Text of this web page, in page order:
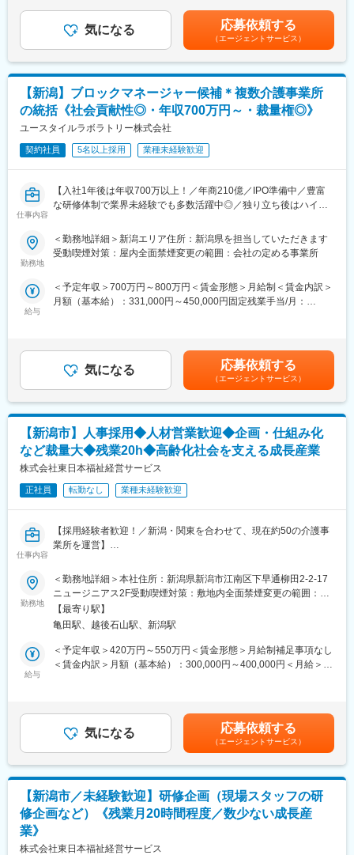
※川室記念病院は病床171床、職員数160名程度の小さな病院で
す。総務課業務については会計、労務、備品管理、施設管理など
様々な業務に携わっていただきますが、まずは簡単な業務から始
■組織構成：
配属となる医事課には6名（正職員4名、臨時職員2名）が在籍し
ており、30代～40代の方が中心に活躍しております。
■キャリアアップ：
将来的には医事課長をお任せすることを想定しています。日々の
業務だけではなく、診療報酬の観点から医院体制・方針の立案・
経営層への提案などもお任せしたいと考えています。
■川室記念病院について：
の明かりを、この北新保の地に灯したのは、今から140年ほど前
にさかのぼる明治11年のことです。
で、当院では、病院設立以来、患者様を地域に送り出す取り組み
を進めてきました。また、1985年以降は地域ニーズの高まりを受
金額であり、選考を通じて上下する可能性があります。月給(月額)
は固定手当を含めた表記です。
気になる 応募依頼する
（エージェントサービス）
【新潟】ブロックマネージャー候補＊複数介護事業所
の統括《社会貢献性◎・年収700万円～・裁量権◎》
ユースタイルラボラトリー株式会社
契約社員 5名以上採用 業種未経験歓迎
仕事内容
【入社1年後は年収700万以上！／年商210億／IPO準備中／豊富
な研修体制で業界未経験でも多数活躍中◎／独り立ち後はハイブ
重度障害のある方や高齢者の方等に医療的ケアサービスを行う訪
ジャー候補を募集します。
★下記インタビューをぜひご覧ください！
・部門の運営、売上管理
・営業活動
・サービス提供管理・保守
・ご利用者様やご家族へのヒアリング、サービス設計・立上げ
・ケアマネージャーや医療機関、福祉事業所、行政等との調整
・スタッフの採用・指導・育成
・各種プロジェクトへの参加
※担当エリアは選考時の希望を考慮の上、決定します。
【入社直後の流れ】
す。
■入社～1カ月目
格取得。なお、資格取得のための費用は当社負担となります。
■1～3か月目
・OJTを受けながら日勤・夜勤両方の介護現場での業務をお任せ
します。
※研修終了後は現場業務は無くなるため日勤のみ
■3～6か月目
・マネージャー業務を学んでいただきます。ピープルマネジメン
■本配属後
・各事業所の課題や目的に合わせてマネジメント業務に専念頂き
【キャリアパス（例）】
・医療介護スタッフ（2週間程度の基礎研修必要資格取得、現場業
務）
・サービス提供責任者（入社半年／年収420～650万円）
勤務地
＜勤務地詳細＞新潟エリア住所：新潟県を担当していただきます
受動喫煙対策：屋内全面禁煙変更の範囲：会社の定める事業所
給与
＜予定年収＞700万円～800万円＜賃金形態＞月給制＜賃金内訳＞
月額（基本給）：331,000円～450,000円固定残業手当/月：
有■賞与：年2回※前職給与を考慮※経験・スキル・スタートポジシ
ョンにおいて異なる※評価により昇格・昇給あり※エリアにより地
域加算手当分が異なる※時間外手当は別途全額支給賃金はあくまで
も目安の金額であり、選考を通じて上下する可能性があります。
月給(月額)は固定手当を含めた表記です。
気になる 応募依頼する
（エージェントサービス）
【新潟市】人事採用◆人材営業歓迎◆企画・仕組み化
など裁量大◆残業20h◆高齢化社会を支える成長産業
株式会社東日本福祉経営サービス
正社員 転勤なし 業種未経験歓迎
仕事内容
【採用経験者歓迎！／新潟・関東を合わせて、現在約50の介護事
業所を運営】
ての以下の業務をお任せいたします。
■業務内容：
・採用計画の企画・立案
・採用手法の検討
・求人原稿作成
・応募者対応（選考や面接の日程調整）
・専門学校へのアプローチ
※人事として幅広い業務に関わることができます！
の仕組みづくりや新しい施策の提案等、採用部門立ち上げメンバ
ーとして組織づくりをお任せいたします。
配属部署は現在は4名で構成されております。
勤務地
＜勤務地詳細＞本社住所：新潟県新潟市江南区下早通柳田2-2-17
ニュージニアス2F受動喫煙対策：敷地内全面禁煙変更の範囲：会
社の定める事業所
【最寄り駅】
亀田駅、越後石山駅、新潟駅
給与
＜予定年収＞420万円～550万円＜賃金形態＞月給制補足事項なし
＜賃金内訳＞月額（基本給）：300,000円～400,000円＜月給＞
（7月、12月）賃金はあくまでも目安の金額であり、選考を通じ
て上下する可能性があります。月給(月額)は固定手当を含めた表記
です。
気になる 応募依頼する
（エージェントサービス）
【新潟市／未経験歓迎】研修企画（現場スタッフの研
修企画など）《残業月20時間程度／数少ない成長産
業》
株式会社東日本福祉経営サービス